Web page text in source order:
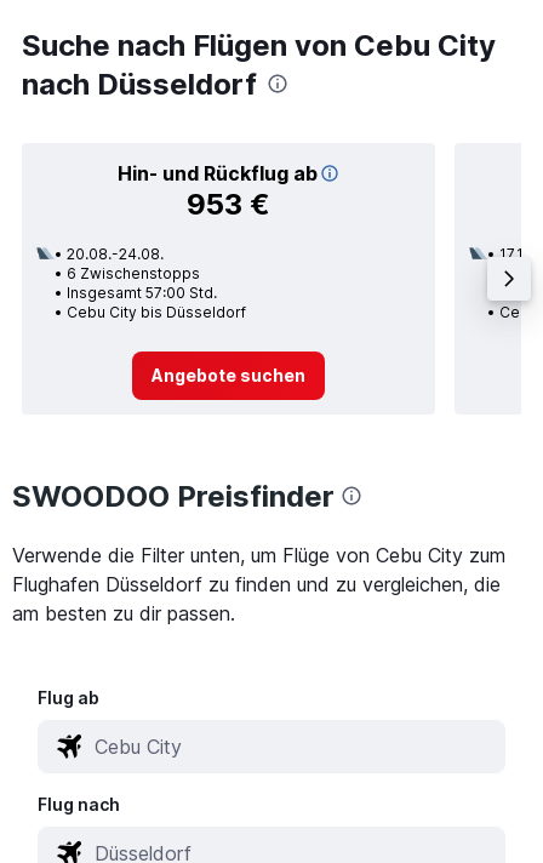
Suche nach Flügen von Cebu City
nach Düsseldorf
Hin- und Rückflug ab
953 €
20.08.-24.08.
6 Zwischenstopps
Insgesamt 57:00 Std.
Cebu City bis Düsseldorf
Angebote suchen
17.10.
3
Cebu
SWOODOO Preisfinder
Verwende die Filter unten, um Flüge von Cebu City zum
Flughafen Düsseldorf zu finden und zu vergleichen, die
am besten zu dir passen.
Flug ab
Flug nach